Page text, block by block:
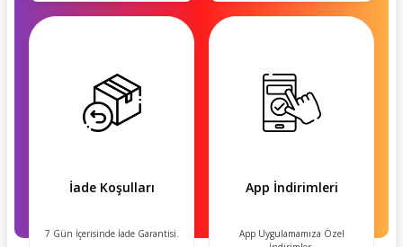
İade Koşulları
7 Gün İçerisinde İade Garantisi.
App İndirimleri
App Uygulamamıza Özel